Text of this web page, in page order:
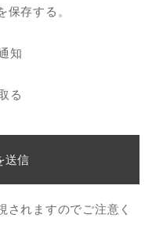
存する。
知
る
されますのでご注意く